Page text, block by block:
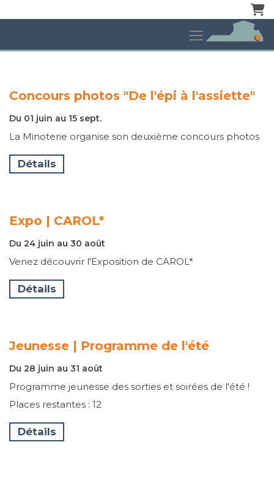
Concours photos "De l'épi à l'assiette"
Du 01 juin au 15 sept.
La Minoterie organise son deuxième concours photos
Détails
Expo | CAROL*
Du 24 juin au 30 août
Venez découvrir l'Exposition de CAROL*
Détails
Jeunesse | Programme de l'été
Du 28 juin au 31 août
Programme jeunesse des sorties et soirées de l'été !
Places restantes : 12
Détails